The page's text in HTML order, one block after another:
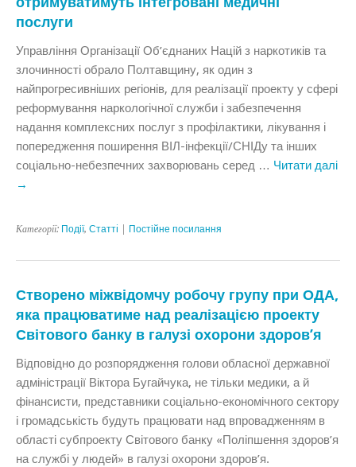
послуги
Управління Організації Об’єднаних Націй з наркотиків та
злочинності обрало Полтавщину, як один з
найпрогресивніших регіонів, для реалізації проекту у сфері
реформування наркологічної служби і забезпечення
надання комплексних послуг з профілактики, лікування і
попередження поширення ВІЛ-інфекції/СНІДу та інших
соціально-небезпечних захворювань серед … Читати далі
→
Категорії: Події, Статтi Постійне посилання
Створено міжвідомчу робочу групу при ОДА,
яка працюватиме над реалізацією проекту
Світового банку в галузі охорони здоров’я
Відповідно до розпорядження голови обласної державної
адміністрації Віктора Бугайчука, не тільки медики, а й
фінансисти, представники соціально-економічного сектору
і громадськість будуть працювати над впровадженням в
області субпроекту Світового банку «Поліпшення здоров’я
на службі у людей» в галузі охорони здоров’я.